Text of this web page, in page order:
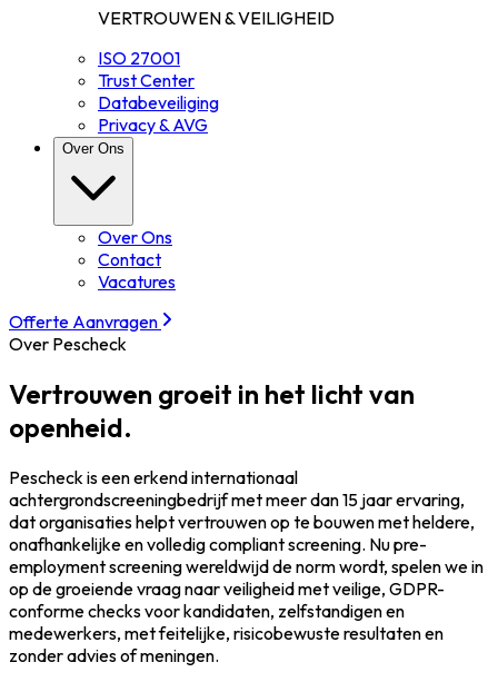
VERTROUWEN & VEILIGHEID
ISO 27001
Trust Center
Databeveiliging
Privacy & AVG
Over Ons
Over Ons
Contact
Vacatures
Offerte Aanvragen
Over Pescheck
Vertrouwen groeit in het licht van
openheid.
Pescheck is een erkend internationaal
achtergrondscreeningbedrijf met meer dan 15 jaar ervaring,
dat organisaties helpt vertrouwen op te bouwen met heldere,
onafhankelijke en volledig compliant screening. Nu pre-
employment screening wereldwijd de norm wordt, spelen we in
op de groeiende vraag naar veiligheid met veilige, GDPR-
conforme checks voor kandidaten, zelfstandigen en
medewerkers, met feitelijke, risicobewuste resultaten en
zonder advies of meningen.